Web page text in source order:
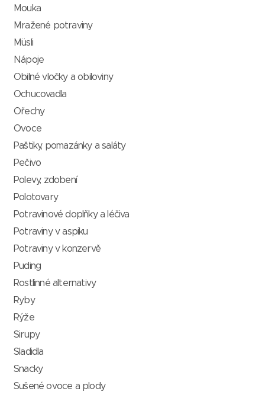
Mouka
Mražené potraviny
Müsli
Nápoje
Obilné vločky a obiloviny
Ochucovadla
Ořechy
Ovoce
Paštiky, pomazánky a saláty
Pečivo
Polevy, zdobení
Polotovary
Potravinové doplňky a léčiva
Potraviny v aspiku
Potraviny v konzervě
Puding
Rostlinné alternativy
Ryby
Rýže
Sirupy
Sladidla
Snacky
Sušené ovoce a plody